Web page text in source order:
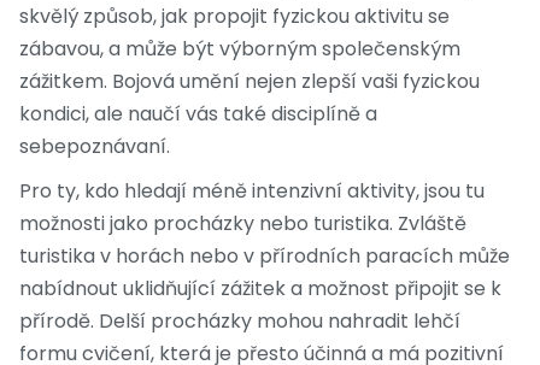
skvělý způsob, jak propojit fyzickou aktivitu se
zábavou, a může být výborným společenským
zážitkem. Bojová umění nejen zlepší vaši fyzickou
kondici, ale naučí vás také disciplíně a
sebepoznávaní.
Pro ty, kdo hledají méně intenzivní aktivity, jsou tu
možnosti jako procházky nebo turistika. Zvláště
turistika v horách nebo v přírodních paracích může
nabídnout uklidňující zážitek a možnost připojit se k
přírodě. Delší procházky mohou nahradit lehčí
formu cvičení, která je přesto účinná a má pozitivní